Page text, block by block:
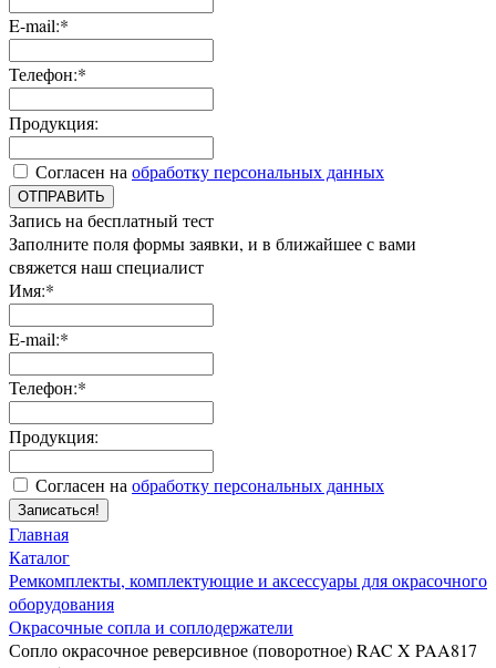
E-mail:*
Телефон:*
Продукция:
Согласен на обработку персональных данных
ОТПРАВИТЬ
Запись на бесплатный тест
Заполните поля формы заявки, и в ближайшее с вами
свяжется наш специалист
Имя:*
E-mail:*
Телефон:*
Продукция:
Согласен на обработку персональных данных
Записаться!
Главная
Каталог
Ремкомплекты, комплектующие и аксессуары для окрасочного
оборудования
Окрасочные сопла и соплодержатели
Сопло окрасочное реверсивное (поворотное) RAC X PAA817